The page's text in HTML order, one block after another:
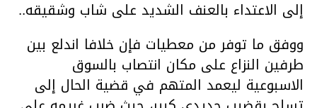
إلى الاعتداء بالعنف الشديد على شاب وشقيقه..
ووفق ما توفر من معطيات فإن خلافا اندلع بين
طرفين النزاع على مكان انتصاب بالسوق
الاسبوعية ليعمد المتهم في قضية الحال إلى